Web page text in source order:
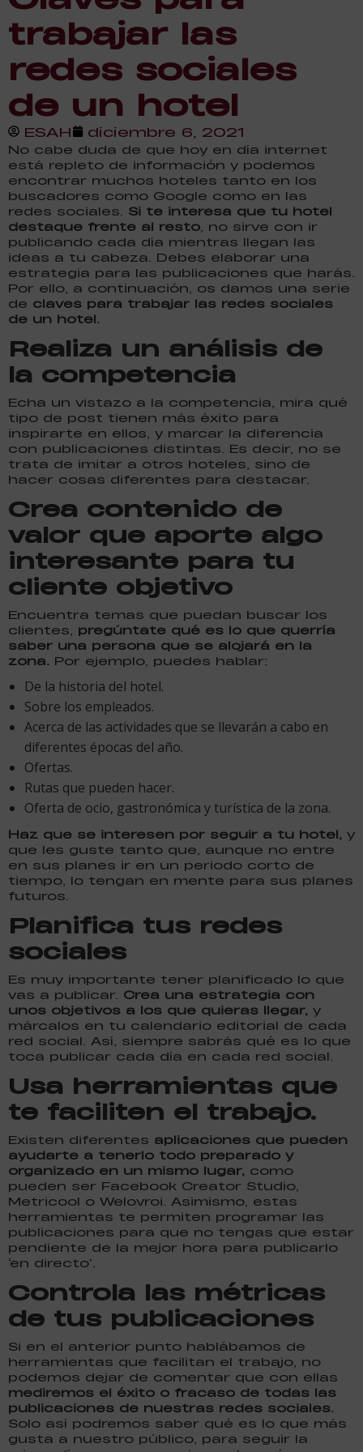
trabajar las
redes sociales
de un hotel
ESAH diciembre 6, 2021
No cabe duda de que hoy en día internet
está repleto de información y podemos
encontrar muchos hoteles tanto en los
buscadores como Google como en las
redes sociales. Si te interesa que tu hotel
destaque frente al resto, no sirve con ir
publicando cada día mientras llegan las
ideas a tu cabeza. Debes elaborar una
estrategia para las publicaciones que harás.
Por ello, a continuación, os damos una serie
de claves para trabajar las redes sociales
de un hotel.
Realiza un análisis de
la competencia
Echa un vistazo a la competencia, mira qué
tipo de post tienen más éxito para
inspirarte en ellos, y marcar la diferencia
con publicaciones distintas. Es decir, no se
trata de imitar a otros hoteles, sino de
hacer cosas diferentes para destacar.
Crea contenido de
valor que aporte algo
interesante para tu
cliente objetivo
Encuentra temas que puedan buscar los
clientes, pregúntate qué es lo que querría
saber una persona que se alojará en la
zona. Por ejemplo, puedes hablar:
De la historia del hotel.
Sobre los empleados.
Acerca de las actividades que se llevarán a cabo en
diferentes épocas del año.
Ofertas.
Rutas que pueden hacer.
Oferta de ocio, gastronómica y turística de la zona.
Haz que se interesen por seguir a tu hotel, y
que les guste tanto que, aunque no entre
en sus planes ir en un periodo corto de
tiempo, lo tengan en mente para sus planes
futuros.
Planifica tus redes
sociales
Es muy importante tener planificado lo que
vas a publicar. Crea una estrategia con
unos objetivos a los que quieras llegar, y
márcalos en tu calendario editorial de cada
red social. Así, siempre sabrás qué es lo que
toca publicar cada día en cada red social.
Usa herramientas que
te faciliten el trabajo.
Existen diferentes aplicaciones que pueden
ayudarte a tenerlo todo preparado y
organizado en un mismo lugar, como
pueden ser Facebook Creator Studio,
Metricool o Welovroi. Asimismo, estas
herramientas te permiten programar las
publicaciones para que no tengas que estar
pendiente de la mejor hora para publicarlo
‘en directo’.
Controla las métricas
de tus publicaciones
Si en el anterior punto hablábamos de
herramientas que facilitan el trabajo, no
podemos dejar de comentar que con ellas
mediremos el éxito o fracaso de todas las
publicaciones de nuestras redes sociales.
Solo así podremos saber qué es lo que más
gusta a nuestro público, para seguir la